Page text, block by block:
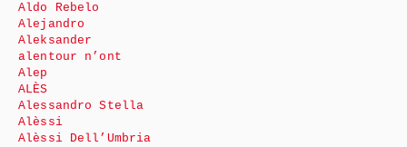
Aldo Rebelo
Alejandro
Aleksander
alentour n’ont
Alep
ALÈS
Alessandro Stella
Alèssi
Alèssi Dell’Umbria